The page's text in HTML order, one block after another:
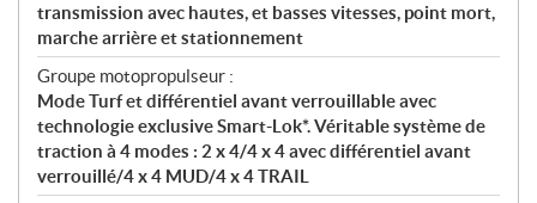
transmission avec hautes, et basses vitesses, point mort,
marche arrière et stationnement
Groupe motopropulseur :
Mode Turf et différentiel avant verrouillable avec
technologie exclusive Smart-Lok*. Véritable système de
traction à 4 modes : 2 x 4/4 x 4 avec différentiel avant
verrouillé/4 x 4 MUD/4 x 4 TRAIL